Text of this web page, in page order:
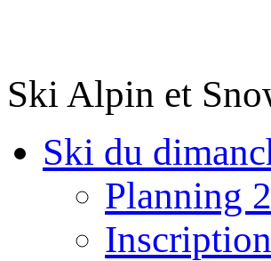
Ski Alpin et
Ski du
Planning